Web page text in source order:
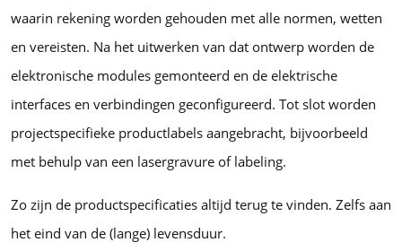
waarin rekening worden gehouden met alle normen, wetten
en vereisten. Na het uitwerken van dat ontwerp worden de
elektronische modules gemonteerd en de elektrische
interfaces en verbindingen geconfigureerd. Tot slot worden
projectspecifieke productlabels aangebracht, bijvoorbeeld
met behulp van een lasergravure of labeling.
Zo zijn de productspecificaties altijd terug te vinden. Zelfs aan
het eind van de (lange) levensduur.